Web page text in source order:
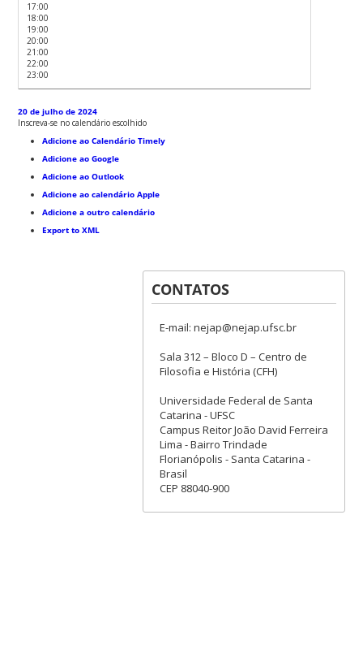
17:00
18:00
19:00
20:00
21:00
22:00
23:00
20 de julho de 2024
Inscreva-se no calendário escolhido
Adicione ao Calendário Timely
Adicione ao Google
Adicione ao Outlook
Adicione ao calendário Apple
Adicione a outro calendário
Export to XML
CONTATOS
E-mail: nejap@nejap.ufsc.br
Sala 312 – Bloco D – Centro de
Filosofia e História (CFH)
Universidade Federal de Santa
Catarina - UFSC
Campus Reitor João David Ferreira
Lima - Bairro Trindade
Florianópolis - Santa Catarina -
Brasil
CEP 88040-900